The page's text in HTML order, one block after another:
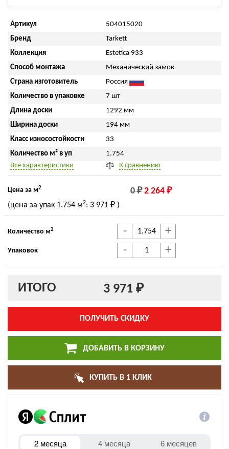
Артикул
504015020
Бренд
Tarkett
Коллекция
Estetica 933
Способ монтажа
Механический замок
Страна изготовитель
Россия
Количество в упаковке
7 шт
Длина доски
1292 мм
Ширина доски
194 мм
Класс износостойкости
33
Количество м² в уп
1.754
Все характеристики
К сравнению
Цена за м2 0 ₽ 2 264 ₽
(цена за упак 1.754 м2: 3 971 ₽ )
Количество м2 - +
Упаковок - +
ИТОГО 3 971 ₽
ПОЛУЧИТЬ СКИДКУ
ДОБАВИТЬ В КОРЗИНУ
КУПИТЬ В 1 КЛИК